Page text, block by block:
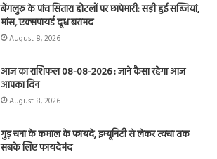
बेंगलुरु के पांच सितारा होटलों पर छापेमारी: सड़ी हुई सब्जियां,
मांस, एक्सपायर्ड दूध बरामद
August 8, 2026
आज का राशिफल 08-08-2026 : जाने कैसा रहेगा आज
आपका दिन
August 8, 2026
गुड़ चना के कमाल के फायदे, इम्यूनिटी से लेकर त्वचा तक
सबके लिए फायदेमंद